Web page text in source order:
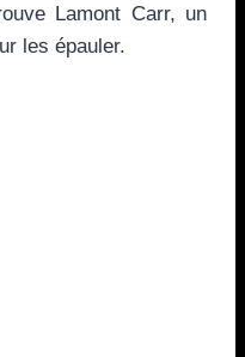
Lamont Carr, un
les épauler.